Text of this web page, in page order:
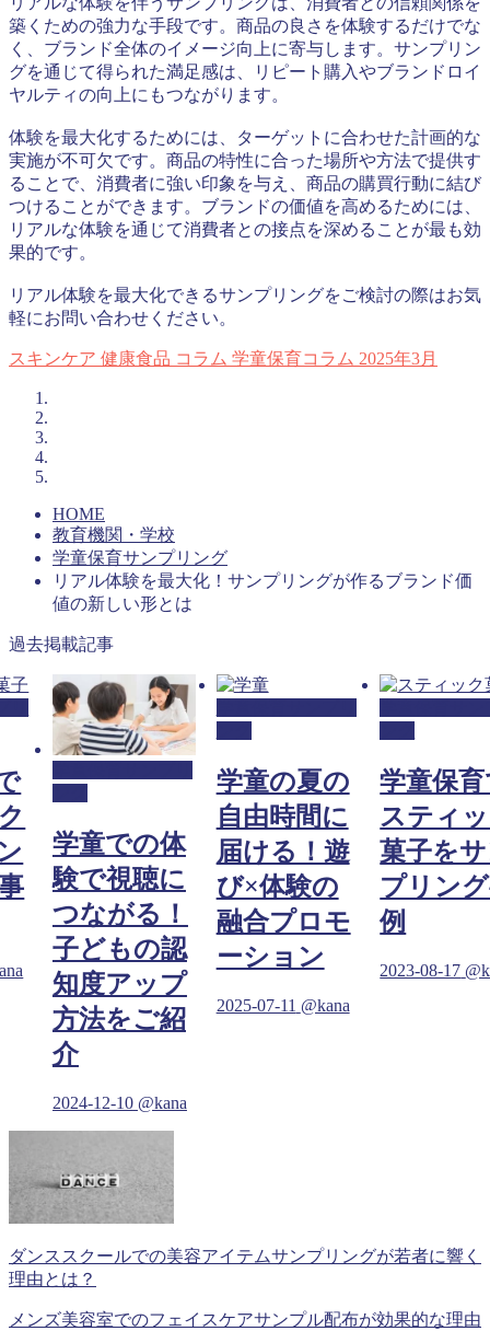
築くための強力な手段です。商品の良さを体験するだけでな
く、ブランド全体のイメージ向上に寄与します。サンプリン
グを通じて得られた満足感は、リピート購入やブランドロイ
ヤルティの向上にもつながります。
体験を最大化するためには、ターゲットに合わせた計画的な
実施が不可欠です。商品の特性に合った場所や方法で提供す
ることで、消費者に強い印象を与え、商品の購買行動に結び
つけることができます。ブランドの価値を高めるためには、
リアルな体験を通じて消費者との接点を深めることが最も効
果的です。
リアル体験を最大化できるサンプリングをご検討の際はお気
軽にお問い合わせください。
スキンケア 健康食品 コラム 学童保育コラム 2025年3月
HOME
教育機関・学校
学童保育サンプリング
リアル体験を最大化！サンプリングが作るブランド価
値の新しい形とは
過去掲載記事
学童での体
験で視聴に
つながる！
子どもの認
知度アップ
方法をご紹
介
2024-12-10 @kana
学童の夏の
自由時間に
届ける！遊
び×体験の
融合プロモ
ーション
2025-07-11 @kana
学童保
スティ
菓子を
プリン
例
2023-08-17
ダンススクールでの美容アイテムサンプリングが若者に響く
理由とは？
メンズ美容室でのフェイスケアサンプル配布が効果的な理由